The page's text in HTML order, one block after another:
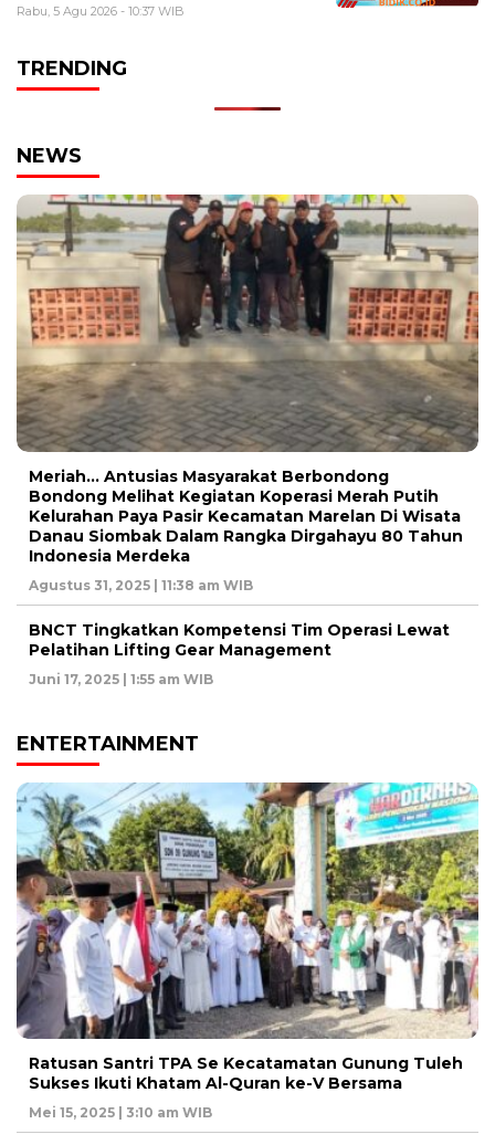
Rabu, 5 Agu 2026 - 10:37 WIB
TRENDING
NEWS
Meriah… Antusias Masyarakat Berbondong
Bondong Melihat Kegiatan Koperasi Merah Putih
Kelurahan Paya Pasir Kecamatan Marelan Di Wisata
Danau Siombak Dalam Rangka Dirgahayu 80 Tahun
Indonesia Merdeka
Agustus 31, 2025 | 11:38 am WIB
BNCT Tingkatkan Kompetensi Tim Operasi Lewat
Pelatihan Lifting Gear Management
Juni 17, 2025 | 1:55 am WIB
ENTERTAINMENT
Ratusan Santri TPA Se Kecatamatan Gunung Tuleh
Sukses Ikuti Khatam Al-Quran ke-V Bersama
Mei 15, 2025 | 3:10 am WIB